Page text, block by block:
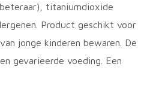
titaniumdioxide
Product geschikt voor
jonge kinderen bewaren. De
gevarieerde voeding. Een